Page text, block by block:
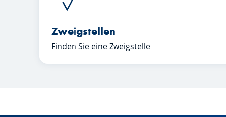
Zweigstellen
Finden Sie eine Zweigstelle